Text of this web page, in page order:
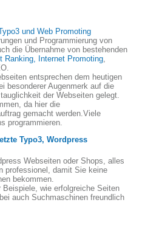
und Web Promoting
und Programmierung von
die Übernahme von bestehenden
Ranking, Internet Promoting,
entsprechen dem heutigen
besonderer Augenmerk auf die
der Webseiten gelegt.
da hier die
gemacht werden.Viele
programmieren.
Typo3, Wordpress
Webseiten oder Shops, alles
professionel, damit Sie keine
bekommen.
wie erfolgreiche Seiten
auch Suchmaschinen freundlich